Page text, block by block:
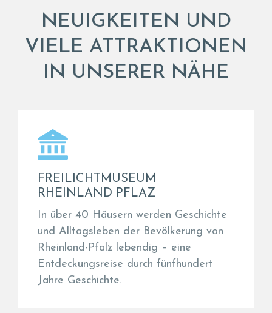
NEUIGKEITEN UND
VIELE ATTRAKTIONEN
IN UNSERER NÄHE
FREILICHTMUSEUM
RHEINLAND PFLAZ
In über 40 Häusern werden Geschichte
und Alltagsleben der Bevölkerung von
Rheinland-Pfalz lebendig – eine
Entdeckungsreise durch fünfhundert
Jahre Geschichte.